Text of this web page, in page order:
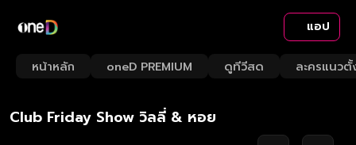
แอป
หน้าหลัก oneD PREMIUM ดูทีวีสด ละครแนวตั้
Loaded:
2.38%
Rate
Club Friday Show วิลลี่ & หอย